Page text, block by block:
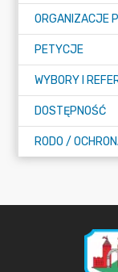
ORGANIZACJE
PETYCJE
WYBORY I
DOSTĘPNOŚĆ